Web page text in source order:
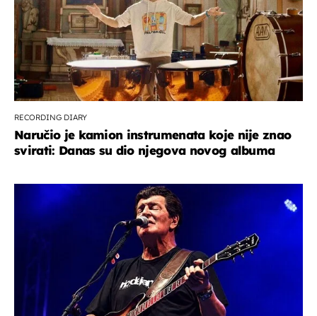
RECORDING DIARY
Naručio je kamion instrumenata koje nije znao
svirati: Danas su dio njegova novog albuma